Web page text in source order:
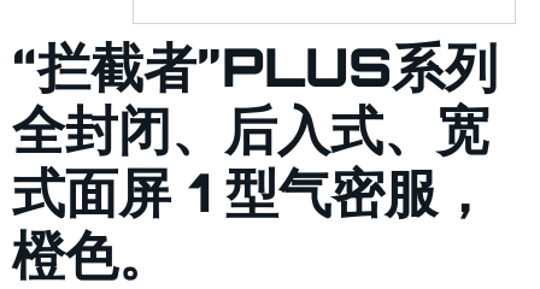
“拦截者”PLUS系列
全封闭、后入式、宽
式面屏 1 型气密服，
橙色。